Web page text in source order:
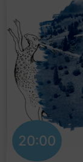
20:00